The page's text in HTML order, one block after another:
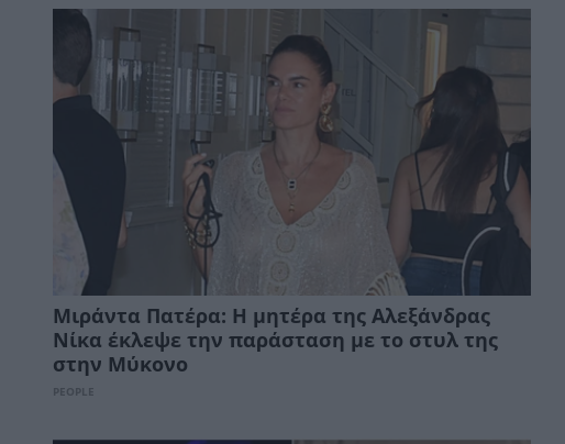
Μιράντα Πατέρα: Η μητέρα της Αλεξάνδρας
Νίκα έκλεψε την παράσταση με το στυλ της
στην Μύκονο
PEOPLE